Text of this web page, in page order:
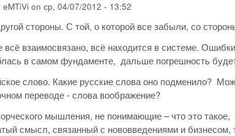
eMTiVi on ср, 04/07/2012 - 13:52
стороны. С той, о которой все забыли, со
всё взаимосвязано, всё находится в системе.
в самом фундаменте, дальше погрешность будет
слово. Какие русские слова оно подменило?
переводе - слова воображение?
мышления, не понимающие – что это такое,
смысл, связанный с нововведениями и